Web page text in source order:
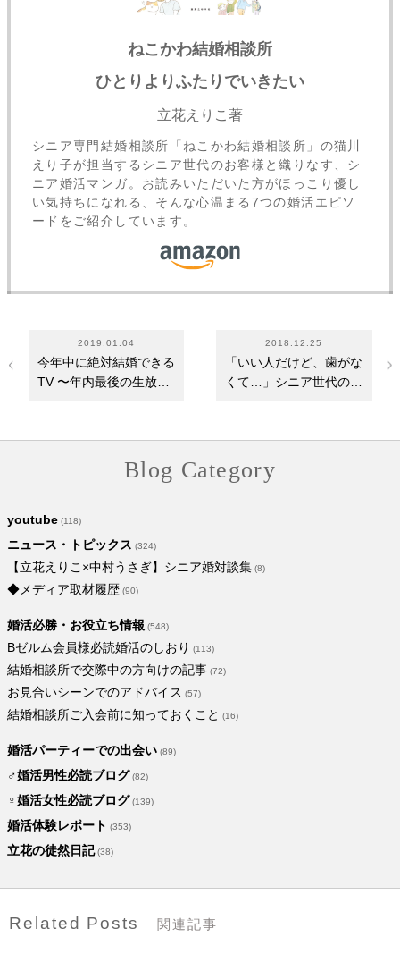
ねこかわ結婚相談所
ひとりよりふたりでいきたい
立花えりこ著
シニア専門結婚相談所「ねこかわ結婚相談所」の猫川
えり子が担当するシニア世代のお客様と織りなす、シ
ニア婚活マンガ。お読みいただいた方がほっこり優し
い気持ちになれる、そんな心温まる7つの婚活エピソ
ードをご紹介しています。
2019.01.04
今年中に絶対結婚できる
TV 〜年内最後の生放
2018.12.25
「いい人だけど、歯がな
くて…」シニア世代の婚
Blog Category
youtube (118)
ニュース・トピックス (324)
【立花えりこ×中村うさぎ】シニア婚対談集 (8)
◆メディア取材履歴 (90)
婚活必勝・お役立ち情報 (548)
Bゼルム会員様必読婚活のしおり (113)
結婚相談所で交際中の方向けの記事 (72)
お見合いシーンでのアドバイス (57)
結婚相談所ご入会前に知っておくこと (16)
婚活パーティーでの出会い (89)
♂婚活男性必読ブログ (82)
♀婚活女性必読ブログ (139)
婚活体験レポート (353)
立花の徒然日記(38)
Related Posts 関連記事